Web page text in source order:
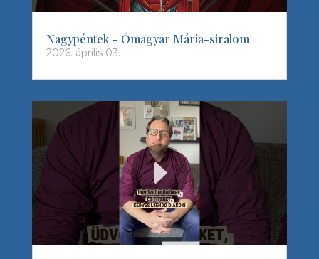
Nagypéntek – Ómagyar Mária-siralom
2026. április 03.